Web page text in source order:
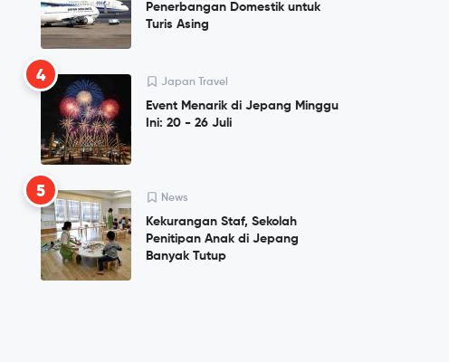
Penerbangan Domestik untuk
Turis Asing
4 Japan Travel
Event Menarik di Jepang Minggu
Ini: 20 - 26 Juli
5 News
Kekurangan Staf, Sekolah
Penitipan Anak di Jepang
Banyak Tutup